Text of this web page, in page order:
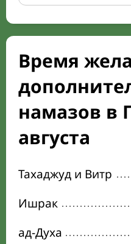
Время
намазов в
августа
Тахаджуд и Витр
Ишрак
ад-Духа